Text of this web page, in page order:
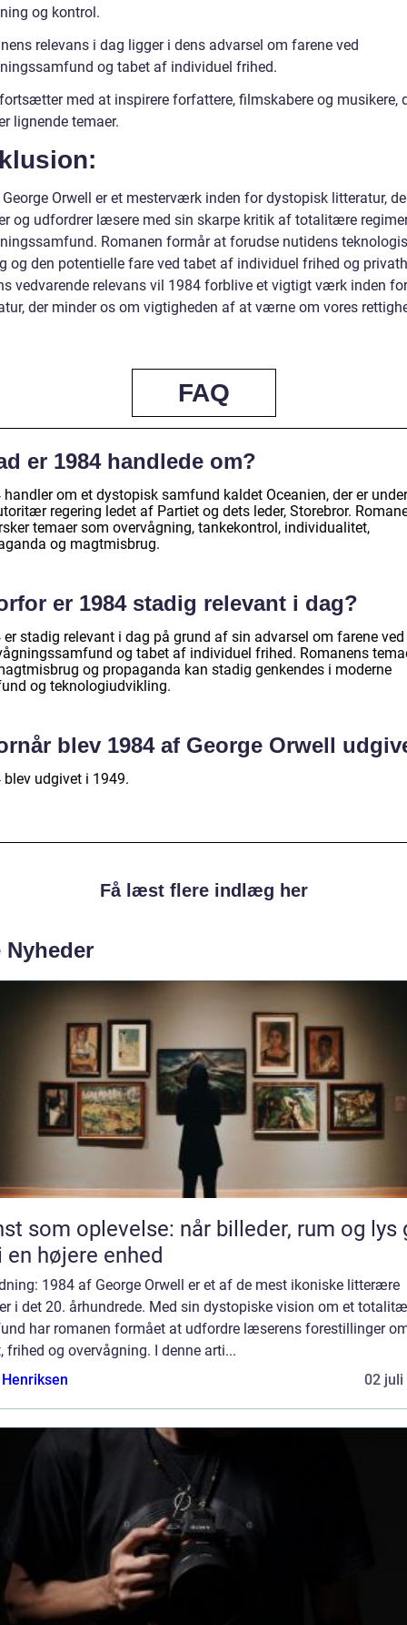
og kontrol.
relevans i dag ligger i dens advarsel om farene ved
og tabet af individuel frihed.
med at inspirere forfattere, filmskabere og musikere,
lignende temaer.
Orwell er et mesterværk inden for dystopisk litteratur,
og udfordrer læsere med sin skarpe kritik af totalitære
Romanen formår at forudse nutidens
og den potentielle fare ved tabet af individuel frihed og
vedvarende relevans vil 1984 forblive et vigtigt værk inden
der minder os om vigtigheden af at værne om vores
FAQ
er 1984 handlede om?
handler om et dystopisk samfund kaldet Oceanien, der er
regering ledet af Partiet og dets leder, Storebror.
temaer som overvågning, tankekontrol, individualitet,
og magtmisbrug.
er 1984 stadig relevant i dag?
er stadig relevant i dag på grund af sin advarsel om farene ved
og tabet af individuel frihed. Romanens
og propaganda kan stadig genkendes i moderne
og teknologiudvikling.
blev 1984 af George Orwell
blev udgivet i 1949.
Få læst flere indlæg her
Nyheder
som oplevelse: når billeder, rum og lys
en højere enhed
1984 af George Orwell er et af de mest ikoniske litterære
i det 20. århundrede. Med sin dystopiske vision om et
har romanen formået at udfordre læserens forestillinger
frihed og overvågning. I denne arti...
02 juli